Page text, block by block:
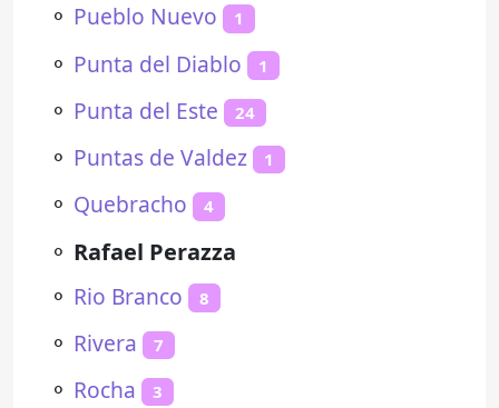
⚬ Pueblo Nuevo 1
⚬ Punta del Diablo 1
⚬ Punta del Este 24
⚬ Puntas de Valdez 1
⚬ Quebracho 4
⚬ Rafael Perazza
⚬ Rio Branco 8
⚬ Rivera 7
⚬ Rocha 3